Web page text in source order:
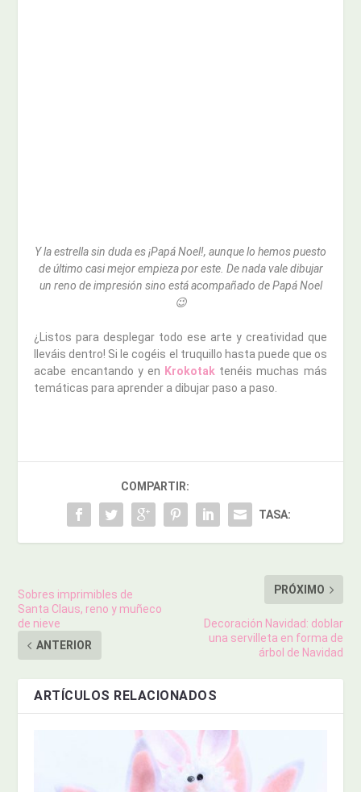
Y la estrella sin duda es ¡Papá Noel!, aunque lo hemos puesto
de último casi mejor empieza por este. De nada vale dibujar
un reno de impresión sino está acompañado de Papá Noel
😉
¿Listos para desplegar todo ese arte y creatividad que
lleváis dentro! Si le cogéis el truquillo hasta puede que os
acabe encantando y en Krokotak tenéis muchas más
temáticas para aprender a dibujar paso a paso.
COMPARTIR:
TASA:
Sobres imprimibles de
Santa Claus, reno y muñeco
de nieve
ANTERIOR
PRÓXIMO
Decoración Navidad: doblar
una servilleta en forma de
árbol de Navidad
ARTÍCULOS RELACIONADOS